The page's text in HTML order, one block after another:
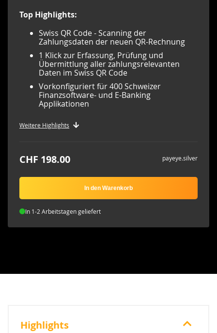
Top Highlights:
Swiss QR Code - Scanning der
Zahlungsdaten der neuen QR-Rechnung
1 Klick zur Erfassung, Prüfung und
Übermittlung aller zahlungsrelevanten
Daten im Swiss QR Code
Vorkonfiguriert für 400 Schweizer
Finanzsoftware- und E-Banking
Applikationen
Weitere Highlights
CHF 198.00 payeye.silver
In den Warenkorb
In 1-2 Arbeitstagen geliefert
Highlights